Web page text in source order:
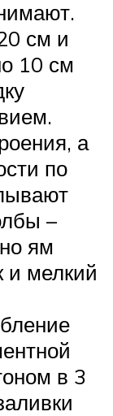
см и
10 см
а
по
–
ям
и мелкий
в 3